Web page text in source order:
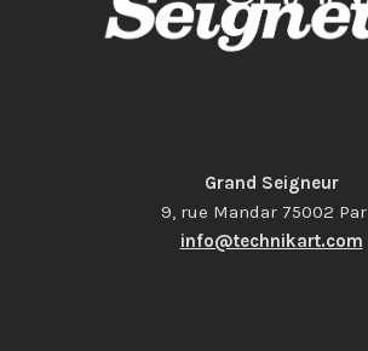
Grand Seigneur
9, rue Mandar 75002
info@technikart.com